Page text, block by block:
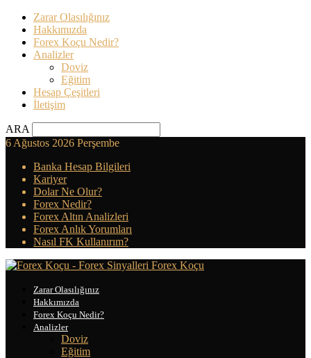
Zarar Olasılığınız
Hakkımızda
Forex Koçu Nedir?
Analizler
Doviz
Eğitim
Hesap Çeşitleri
İletişim
ARA
6 Ağustos 2026 Perşembe
Banka Hesap Bilgileri
Kariyer
Dolar Ne Olur?
Forex Nedir?
Forex Altın Analizleri
Forex Anlık Yorumları
Nasıl FK Kullanırım?
Forex Koçu
Zarar Olasılığınız
Hakkımızda
Forex Koçu Nedir?
Analizler
Doviz
Eğitim